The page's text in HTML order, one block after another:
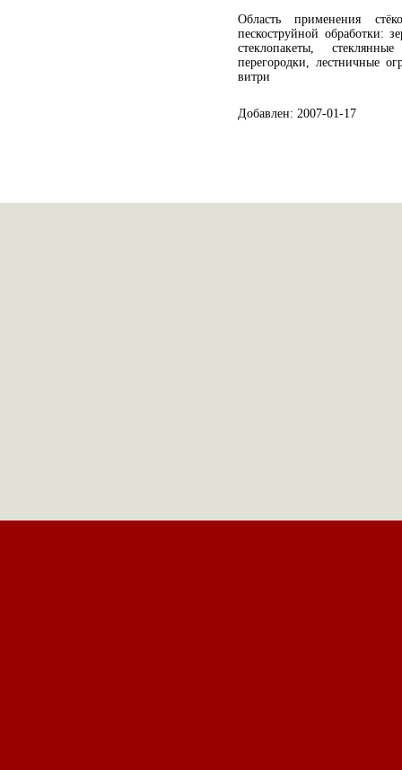
Область применения
пескоструйной обработки:
стеклопакеты,
перегородки, лестничные
витри
Добавлен: 2007-01-17